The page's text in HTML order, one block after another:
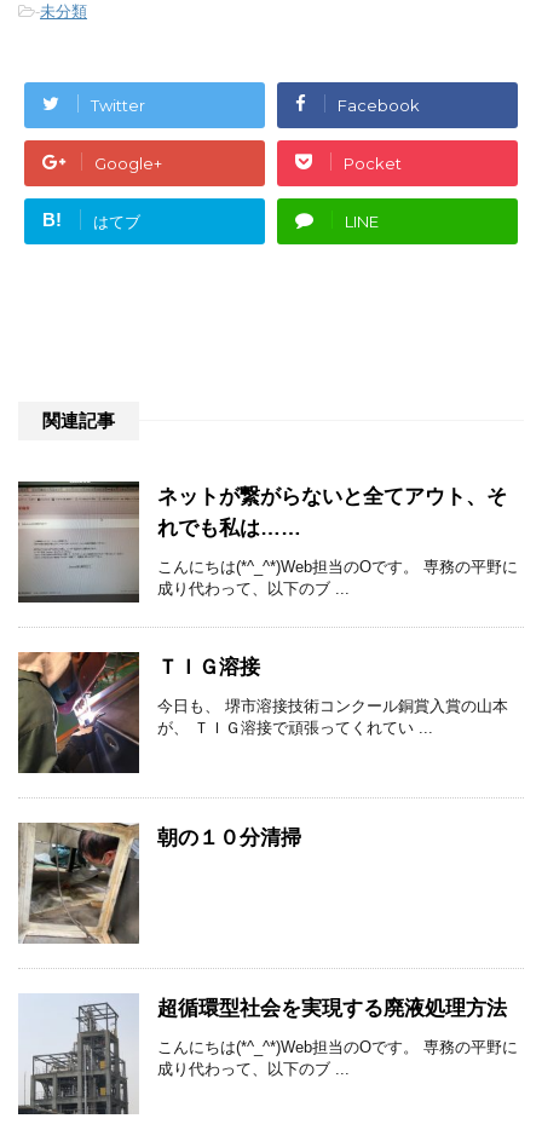
-未分類
Twitter Facebook
Google+ Pocket
B! はてブ LINE
関連記事
ネットが繋がらないと全てアウト、そ
れでも私は……
こんにちは(*^_^*)Web担当のOです。 専務の平野に
成り代わって、以下のブ ...
ＴＩＧ溶接
今日も、 堺市溶接技術コンクール銅賞入賞の山本
が、 ＴＩＧ溶接で頑張ってくれてい ...
朝の１０分清掃
超循環型社会を実現する廃液処理方法
こんにちは(*^_^*)Web担当のOです。 専務の平野に
成り代わって、以下のブ ...